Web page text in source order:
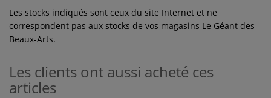
Les stocks indiqués sont ceux du site Internet et ne
correspondent pas aux stocks de vos magasins Le Géant des
Beaux-Arts.
Les clients ont aussi acheté ces
articles